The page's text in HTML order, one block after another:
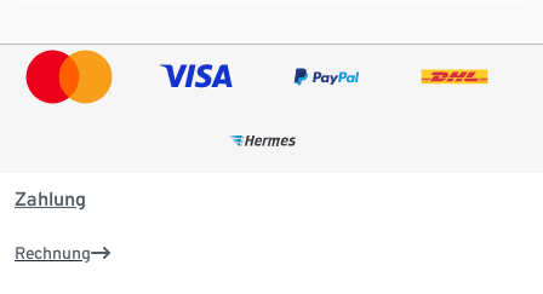
Zahlung
Rechnung